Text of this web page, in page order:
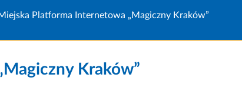
Platforma Internetowa „Magiczny Kraków”
Kraków”